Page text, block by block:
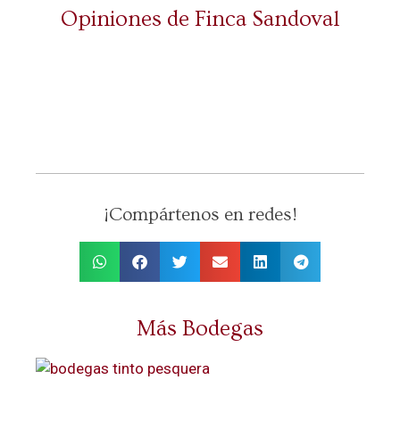
Opiniones de Finca Sandoval
¡Compártenos en redes!
Más Bodegas